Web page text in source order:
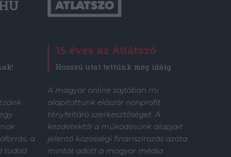
a
tudod
15 éves az Átlátszó
Hosszú utat tettünk meg idáig
A magyar online sajtóban mi
alapítottunk először nonprofit
tényfeltáró szerkesztőséget. A
kezdetektől a működésünk alapjait
jelentő közösségi finanszírozás azóta
mintát adott a magyar média